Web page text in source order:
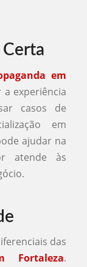
Certa
em
experiência
casos de
em
ajudar na
atende às
das
Fortaleza.